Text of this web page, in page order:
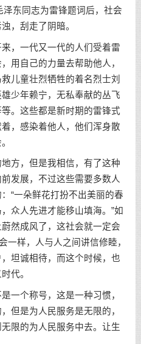
东同志为雷锋题词后，社会
，刮走了阴暗。
，一代又一代的人们受着雷
用自己的力量去帮助他人，
儿童壮烈牺牲的着名烈士刘
少年赖宁，无私奉献的丛飞
。这些都是新时期的雷锋式
，感染着他人，他们浑身散
方，但是我相信，有了这种
发展，不过这些需要多数人
“一朵鲜花打扮不出美丽的春
众人先进才能移山填海。”如
然成风了，这社会就一定会
一样，人与人之间讲信修睦，
坦诚相待，而这个时候，也
代。
一个称号，这是一种习惯，
但是为人民服务是无限的，
限的为人民服务中去。让生